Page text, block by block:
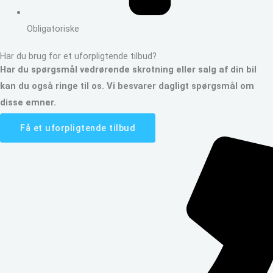
Obligatoriske
Har du brug for et uforpligtende tilbud?
Har du spørgsmål vedrørende skrotning eller salg af din bil
kan du også ringe til os. Vi besvarer dagligt spørgsmål om
disse emner.
Få et uforpligtende tilbud